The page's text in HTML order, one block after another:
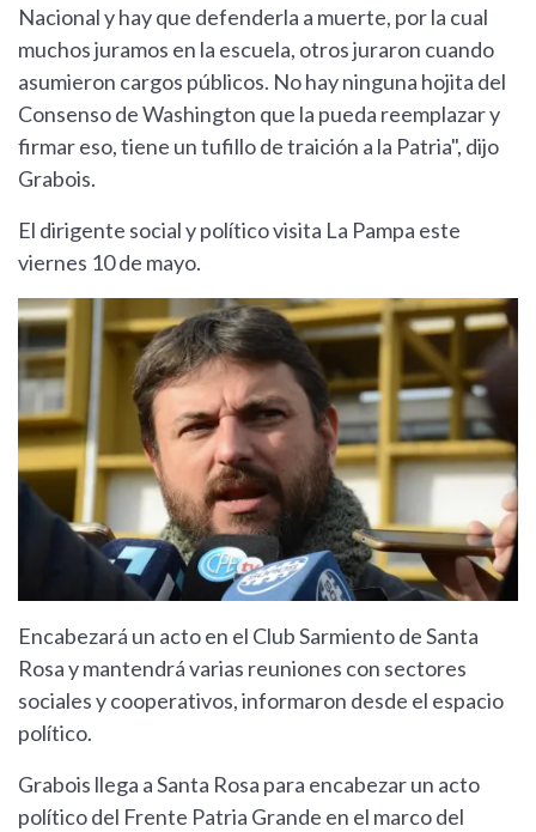
Nacional y hay que defenderla a muerte, por la cual
muchos juramos en la escuela, otros juraron cuando
asumieron cargos públicos. No hay ninguna hojita del
Consenso de Washington que la pueda reemplazar y
firmar eso, tiene un tufillo de traición a la Patria", dijo
Grabois.
El dirigente social y político visita La Pampa este
viernes 10 de mayo.
Encabezará un acto en el Club Sarmiento de Santa
Rosa y mantendrá varias reuniones con sectores
sociales y cooperativos, informaron desde el espacio
político.
Grabois llega a Santa Rosa para encabezar un acto
político del Frente Patria Grande en el marco del